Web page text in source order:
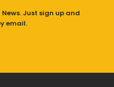
Just sign up and
email.